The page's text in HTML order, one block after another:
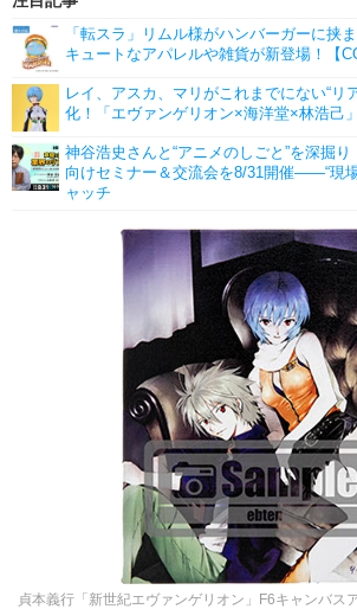
「転スラ」リムル様がハンバーガーに挟
キュートなアパレルや雑貨が新登場！【
レイ、アスカ、マリがこれまでにない“リ
化！「エヴァンゲリオン×海洋堂×林浩己」
神谷浩史さんと“アニメのしごと”を深掘
向けセミナー＆交流会を8/31開催――“現
ャッチ
貞本義行「新世紀エヴァンゲリオン」F6キャンバ